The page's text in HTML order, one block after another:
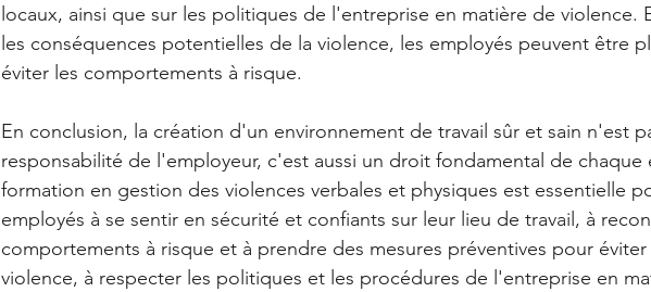
locaux, ainsi que sur les politiques de l'entreprise en matière de violence.
les conséquences potentielles de la violence, les employés peuvent être
éviter les comportements à risque.
En conclusion, la création d'un environnement de travail sûr et sain n'est
responsabilité de l'employeur, c'est aussi un droit fondamental de chaque
formation en gestion des violences verbales et physiques est essentielle
employés à se sentir en sécurité et confiants sur leur lieu de travail, à
comportements à risque et à prendre des mesures préventives pour
violence, à respecter les politiques et les procédures de l'entreprise en